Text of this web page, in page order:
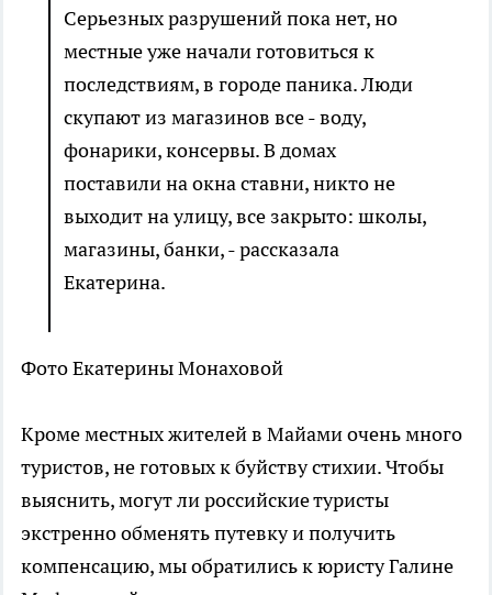
Серьезных разрушений пока нет, но
местные уже начали готовиться к
последствиям, в городе паника. Люди
скупают из магазинов все - воду,
фонарики, консервы. В домах
поставили на окна ставни, никто не
выходит на улицу, все закрыто: школы,
магазины, банки, - рассказала
Екатерина.
Фото Екатерины Монаховой
Кроме местных жителей в Майами очень много
туристов, не готовых к буйству стихии. Чтобы
выяснить, могут ли российские туристы
экстренно обменять путевку и получить
компенсацию, мы обратились к юристу Галине